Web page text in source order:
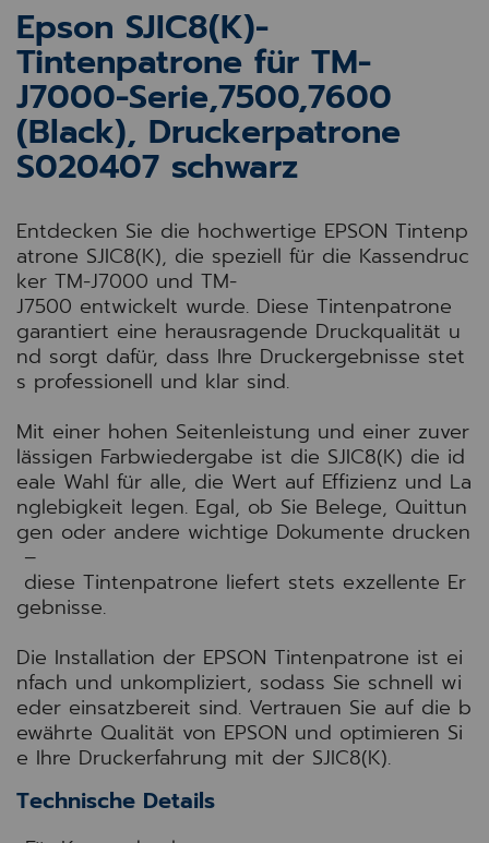
Epson SJIC8(K)-
Tintenpatrone für TM-
J7000-Serie,7500,7600
(Black), Druckerpatrone
S020407 schwarz
Entdecken Sie die hochwertige EPSON Tintenp
atrone SJIC8(K), die speziell für die Kassendruc
ker TM-J7000 und TM-
J7500 entwickelt wurde. Diese Tintenpatrone
garantiert eine herausragende Druckqualität u
nd sorgt dafür, dass Ihre Druckergebnisse stet
s professionell und klar sind.
Mit einer hohen Seitenleistung und einer zuver
lässigen Farbwiedergabe ist die SJIC8(K) die id
eale Wahl für alle, die Wert auf Effizienz und La
nglebigkeit legen. Egal, ob Sie Belege, Quittun
gen oder andere wichtige Dokumente drucken
–
diese Tintenpatrone liefert stets exzellente Er
gebnisse.
Die Installation der EPSON Tintenpatrone ist ei
nfach und unkompliziert, sodass Sie schnell wi
eder einsatzbereit sind. Vertrauen Sie auf die b
ewährte Qualität von EPSON und optimieren Si
e Ihre Druckerfahrung mit der SJIC8(K).
Technische Details